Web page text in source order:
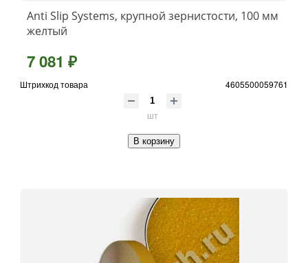
Anti Slip Systems, крупной зернистости, 100 мм
желтый
7 081 ₽
Штрихкод товара 4605500059761
шт
В корзину